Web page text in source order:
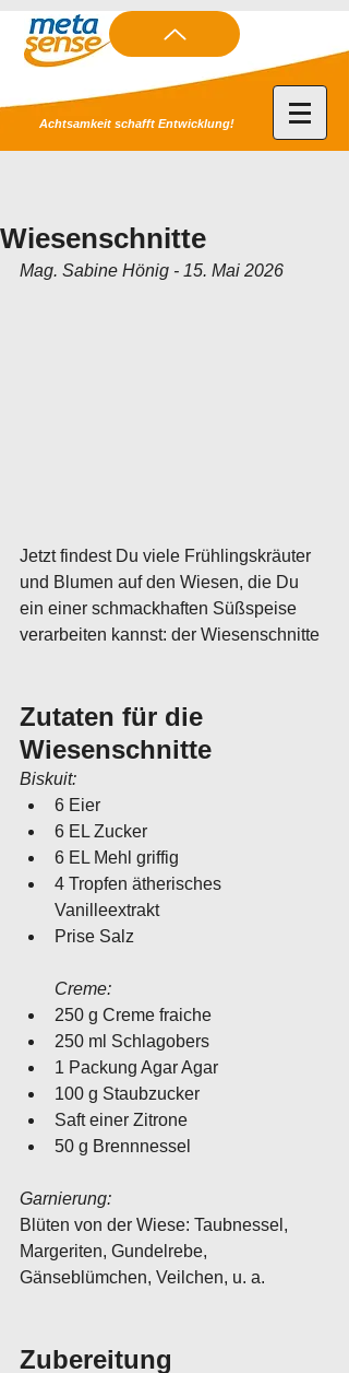
Achtsamkeit schafft Entwicklung!
Wiesenschnitte
Mag. Sabine Hönig - 15. Mai 2026
Jetzt findest Du viele Frühlingskräuter
und Blumen auf den Wiesen, die Du
ein einer schmackhaften Süßspeise
verarbeiten kannst: der Wiesenschnitte
Zutaten für die
Wiesenschnitte
Biskuit:
6 Eier
6 EL Zucker
6 EL Mehl griffig
4 Tropfen ätherisches
Vanilleextrakt
Prise Salz
Creme:
250 g Creme fraiche
250 ml Schlagobers
1 Packung Agar Agar
100 g Staubzucker
Saft einer Zitrone
50 g Brennnessel
Garnierung:
Blüten von der Wiese: Taubnessel,
Margeriten, Gundelrebe,
Gänseblümchen, Veilchen, u. a.
Zubereitung